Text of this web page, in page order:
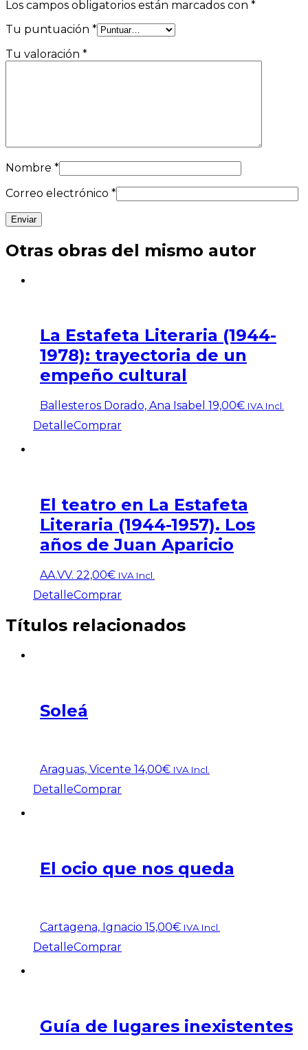
Los campos obligatorios están marcados con *
Tu puntuación *
Tu valoración *
Nombre *
Correo electrónico *
Otras obras del mismo autor
La Estafeta Literaria (1944-
1978): trayectoria de un
empeño cultural
Ballesteros Dorado, Ana Isabel 19,00€ IVA Incl.
DetalleComprar
El teatro en La Estafeta
Literaria (1944-1957). Los
años de Juan Aparicio
AA.VV. 22,00€ IVA Incl.
DetalleComprar
Títulos relacionados
Soleá
Araguas, Vicente 14,00€ IVA Incl.
DetalleComprar
El ocio que nos queda
Cartagena, Ignacio 15,00€ IVA Incl.
DetalleComprar
Guía de lugares inexistentes